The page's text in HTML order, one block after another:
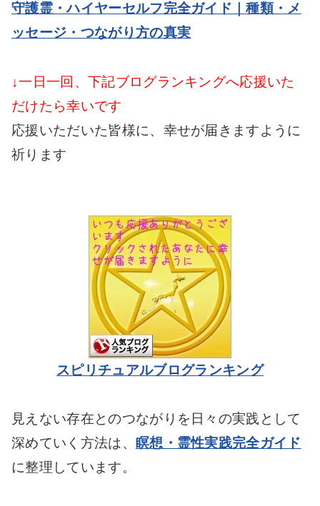
守護霊・ハイヤーセルフ完全ガイド｜種類・メ
ッセージ・つながり方の真実
↓一日一回、下記ブログランキングへ応援いた
だけたら幸いです
応援いただいた皆様に、幸せが届きますように
祈ります
スピリチュアルブログランキング
見えない存在とのつながりを日々の実践として
深めていく方法は、 瞑想・霊性実践完全ガイド
に整理しています。